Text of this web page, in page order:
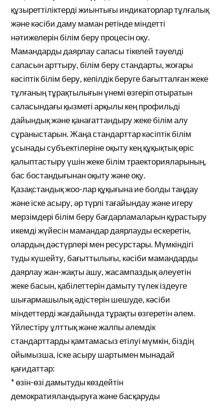
құзыреттіліктерді жиынтығы индикаторлар тұлғалық
және кәсіби даму маман ретінде міндетті
нәтижелерін білім беру процесін оқу.
Мамандарды даярлау сапасы тікелей тәуелді
сапасын арттыру, білім беру стандарты, жоғары
кәсіптік білім беру, кепілдік беруге бағытталған жеке
тұлғаның тұрақтылығын үнемі өзгеріп отыратын
саласындағы қызметі арқылы кең профильді
дайындық және қанағаттандыру жеке білім алу
сұраныстарын. Жаңа стандарттар кәсіптік білім
ұсынады субъектілеріне оқыту кең құқықтық өріс
қалыптастыру үшін жеке білім траекторияларының,
бас бостандығынан оқыту және оқу.
Қазақстандық жоо-лар құқығына ие болды таңдау
және іске асыру, әр түрлі тағайындау және игеру
мерзімдері білім беру бағдарламаларын құрастыру
икемді жүйесін мамандар даярлауды ескеретін,
олардың дәстүрлері мен ресурстары. Мүмкіндігі
туды күшейту, бағыттылығы, кәсіби мамандарды
даярлау жан-жақты ашу, жасампаздық әлеуетін
жеке басын, қабілеттерін дамыту түлек іздеуге
шығармашылық әдістерін шешуде, кәсіби
міндеттерді жағдайында тұрақты өзгеретін әлем.
Үйлестіру ұлттық және жалпы әлемдік
стандарттарды қамтамасыз етілуі мүмкін, біздің
ойымызша, іске асыру шартымен мынадай
қағидаттар:
* өзін-өзі дамытуды көздейтін
демократияландыруға және басқаруды